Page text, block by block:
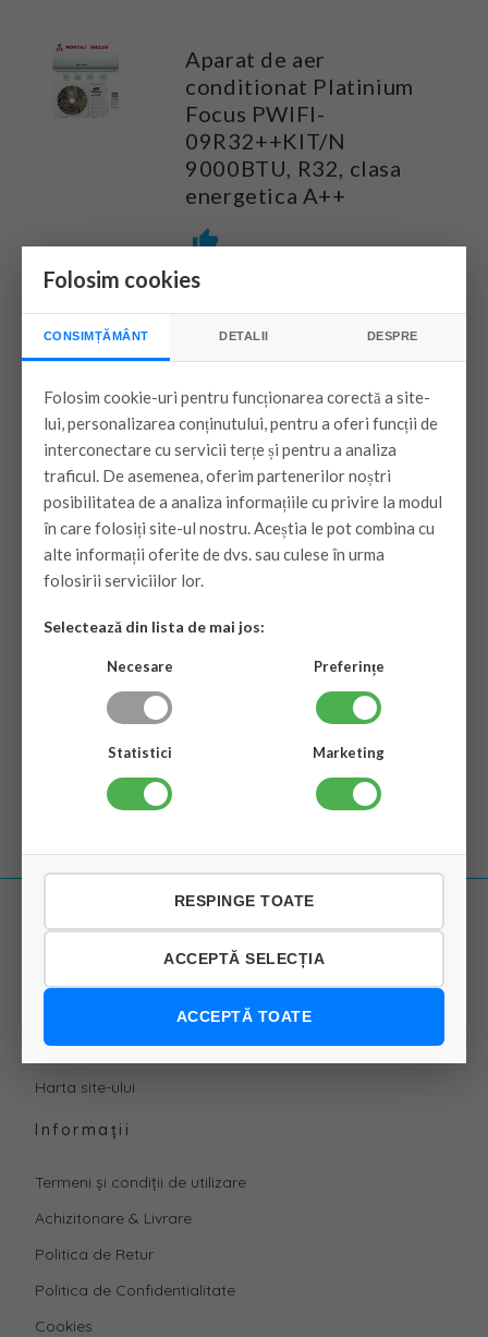
Aparat de aer
conditionat Platinium
Focus PWIFI-
09R32++KIT/N
9000BTU, R32, clasa
energetica A++
limita a 3 metri
Transport inclus Bucuresti si Ilfov (pe
Traseu frigorific suplimentar 150 ron
Garantie produs : 24 luni
2.600 lei
VEZI PRODUSUL
Contacteaza-ne
Harta site-ului
Informații
Termeni și condiții de utilizare
Achizitonare & Livrare
Politica de Retur
Politica de Confidentialitate
Cookies
Folosim cookies
CONSIMȚĂMÂNT DETALII DESPRE
Folosim cookie-uri pentru funcționarea corectă a site-
lui, personalizarea conținutului, pentru a oferi funcții de
interconectare cu servicii terțe și pentru a analiza
traficul. De asemenea, oferim partenerilor noștri
posibilitatea de a analiza informațiile cu privire la modul
în care folosiți site-ul nostru. Aceștia le pot combina cu
alte informații oferite de dvs. sau culese în urma
folosirii serviciilor lor.
Selectează din lista de mai jos:
Necesare Preferințe
Statistici Marketing
RESPINGE TOATE
ACCEPTĂ SELECȚIA
ACCEPTĂ TOATE